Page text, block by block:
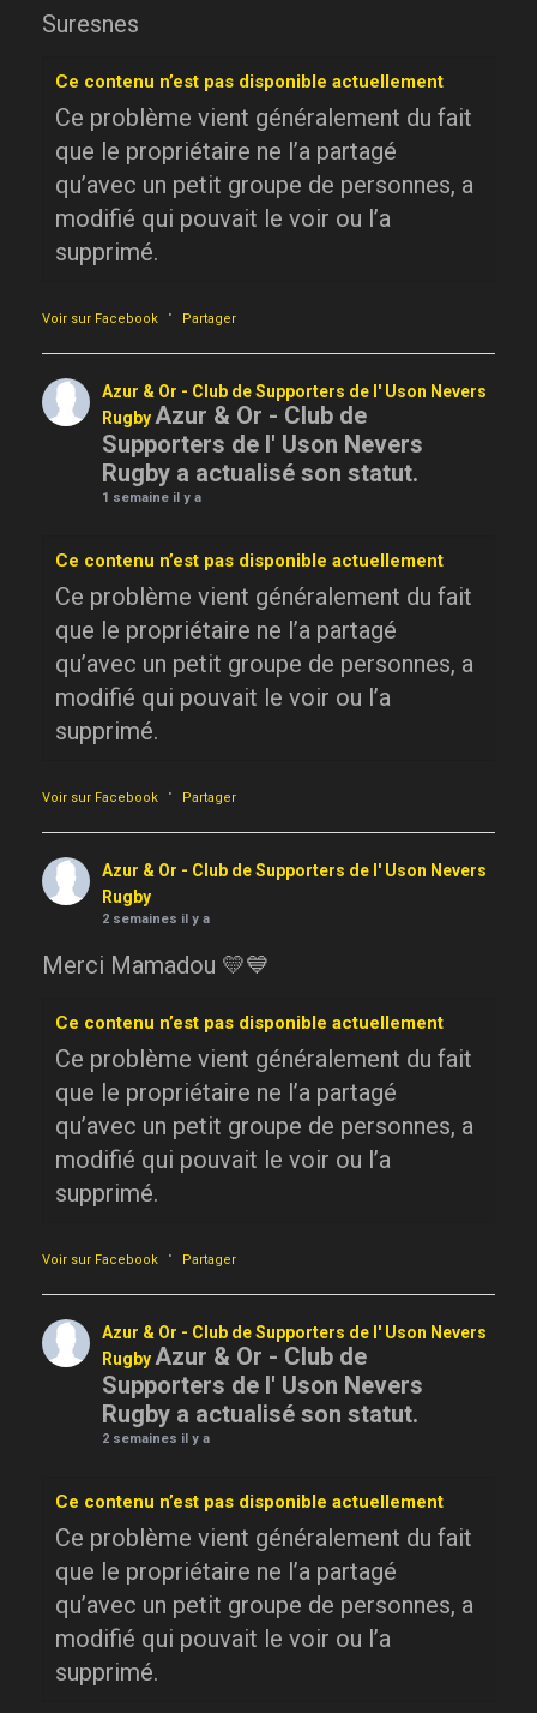
Suresnes
Ce contenu n’est pas disponible actuellement
Ce problème vient généralement du fait
que le propriétaire ne l’a partagé
qu’avec un petit groupe de personnes, a
modifié qui pouvait le voir ou l’a
supprimé.
Voir sur Facebook · Partager
Azur & Or - Club de Supporters de l' Uson Nevers
RugbyAzur & Or - Club de
Supporters de l' Uson Nevers
Rugby a actualisé son statut.
1 semaine il y a
Ce contenu n’est pas disponible actuellement
Ce problème vient généralement du fait
que le propriétaire ne l’a partagé
qu’avec un petit groupe de personnes, a
modifié qui pouvait le voir ou l’a
supprimé.
Voir sur Facebook · Partager
Azur & Or - Club de Supporters de l' Uson Nevers
Rugby
2 semaines il y a
Merci Mamadou 💛💙
Ce contenu n’est pas disponible actuellement
Ce problème vient généralement du fait
que le propriétaire ne l’a partagé
qu’avec un petit groupe de personnes, a
modifié qui pouvait le voir ou l’a
supprimé.
Voir sur Facebook · Partager
Azur & Or - Club de Supporters de l' Uson Nevers
RugbyAzur & Or - Club de
Supporters de l' Uson Nevers
Rugby a actualisé son statut.
2 semaines il y a
Ce contenu n’est pas disponible actuellement
Ce problème vient généralement du fait
que le propriétaire ne l’a partagé
qu’avec un petit groupe de personnes, a
modifié qui pouvait le voir ou l’a
supprimé.